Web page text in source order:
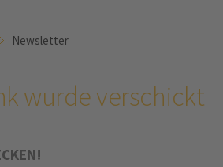
Newsletter
wurde verschickt